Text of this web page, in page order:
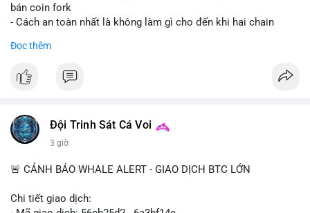
bán coin fork
- Cách an toàn nhất là không làm gì cho đến khi hai chain
-#binancesquare
$btc
📰 Nguồn: CoinDesk
Đọc thêm
Đội Trinh Sát Cá Voi
3 giờ
🚨 CẢNH BÁO WHALE ALERT - GIAO DỊCH BTC LỚN
Chi tiết giao dịch: